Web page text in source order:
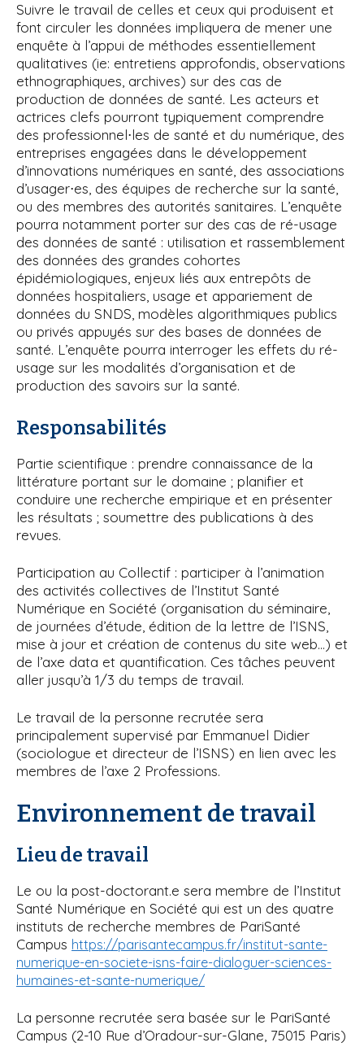
Suivre le travail de celles et ceux qui produisent et
font circuler les données impliquera de mener une
enquête à l’appui de méthodes essentiellement
qualitatives (ie: entretiens approfondis, observations
ethnographiques, archives) sur des cas de
production de données de santé. Les acteurs et
actrices clefs pourront typiquement comprendre
des professionnel⋅les de santé et du numérique, des
entreprises engagées dans le développement
d’innovations numériques en santé, des associations
d’usager⋅es, des équipes de recherche sur la santé,
ou des membres des autorités sanitaires. L’enquête
pourra notamment porter sur des cas de ré-usage
des données de santé : utilisation et rassemblement
des données des grandes cohortes
épidémiologiques, enjeux liés aux entrepôts de
données hospitaliers, usage et appariement de
données du SNDS, modèles algorithmiques publics
ou privés appuyés sur des bases de données de
santé. L’enquête pourra interroger les effets du ré-
usage sur les modalités d’organisation et de
production des savoirs sur la santé.
Responsabilités
Partie scientifique : prendre connaissance de la
littérature portant sur le domaine ; planifier et
conduire une recherche empirique et en présenter
les résultats ; soumettre des publications à des
revues.
Participation au Collectif : participer à l’animation
des activités collectives de l’Institut Santé
Numérique en Société (organisation du séminaire,
de journées d’étude, édition de la lettre de l’ISNS,
mise à jour et création de contenus du site web…) et
de l’axe data et quantification. Ces tâches peuvent
aller jusqu’à 1/3 du temps de travail.
Le travail de la personne recrutée sera
principalement supervisé par Emmanuel Didier
(sociologue et directeur de l’ISNS) en lien avec les
membres de l’axe 2 Professions.
Environnement de travail
Lieu de travail
Le ou la post-doctorant.e sera membre de l’Institut
Santé Numérique en Société qui est un des quatre
instituts de recherche membres de PariSanté
Campus https://parisantecampus.fr/institut-sante-
numerique-en-societe-isns-faire-dialoguer-sciences-
humaines-et-sante-numerique/
La personne recrutée sera basée sur le PariSanté
Campus (2-10 Rue d’Oradour-sur-Glane, 75015 Paris)